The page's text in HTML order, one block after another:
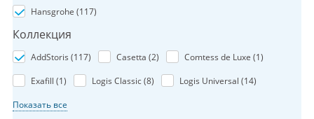
Hansgrohe (117)
Коллекция
AddStoris (117) Casetta (2) Comtess de Luxe (1)
Exafill (1) Logis Classic (8) Logis Universal (14)
Показать все